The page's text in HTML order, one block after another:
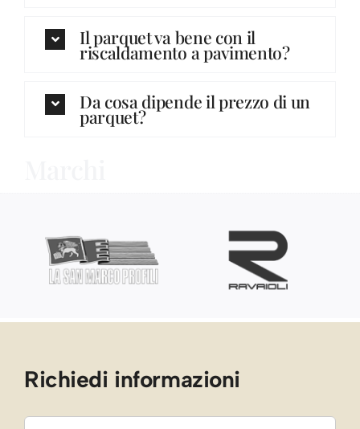
Il parquet va bene con il
riscaldamento a pavimento?
Da cosa dipende il prezzo di un
parquet?
Richiedi informazioni